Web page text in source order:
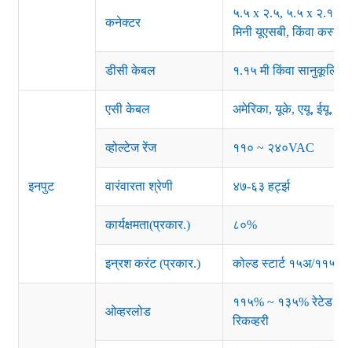
कनेक्टर
५.५ x २.५, ५.५ x २.१,
मिनी यूएसबी, किंवा
डीसी केबल १.१५ मी किंवा
इनपुट
एसी केबल अमेरिका, यूके, एयू, ईयू,
व्होल्टेज रेंज ११० ~ २४०VAC
वारंवारता श्रेणी ४७-६३ हर्ट्झ
कार्यक्षमता(प्रकार.) ८०%
इन्रश करंट (प्रकार.) कोल्ड स्टार्ट १५अ/
ओव्हरलोड
११५% ~ १३५% रेटेड
रिकव्हरी